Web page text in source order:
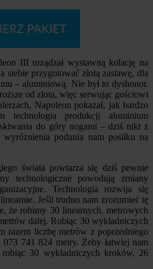
III urządzał wystawną kolację na
siebie przygotować złotą zastawę, dla
– aluminiową. Nie był to dyshonor.
od złota, więc serwując gościowi
Napoleon pokazał, jak bardzo
technologia produkcji aluminium
do góry nogami – dziś nikt z
podania nam posiłku na
świata powtarza się dziś pewnie
technologiczne powodują zmiany
Technologia rozwija się
Jeśli trudno nam zrozumieć tę
że robimy 30 linearnych, metrowych
dalej. Robiąc 30 wykładniczych
razem liczbę metrów z poprzedniego
741 824 metry. Żeby łatwiej nam
30 wykładniczych kroków, 26